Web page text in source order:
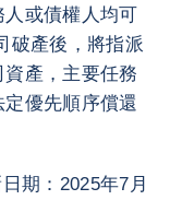
或債權人均可
破產後，將指派
產，主要任務
優先順序償還
期：2025年7月